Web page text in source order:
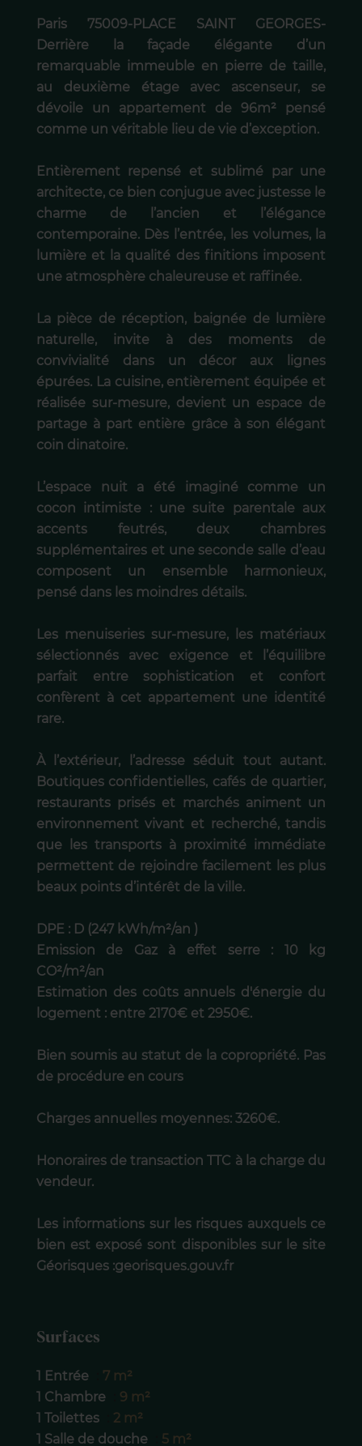
Paris 75009-PLACE SAINT GEORGES-
Derrière la façade élégante d’un
remarquable immeuble en pierre de taille,
au deuxième étage avec ascenseur, se
dévoile un appartement de 96m² pensé
comme un véritable lieu de vie d’exception.
Entièrement repensé et sublimé par une
architecte, ce bien conjugue avec justesse le
charme de l’ancien et l’élégance
contemporaine. Dès l’entrée, les volumes, la
lumière et la qualité des finitions imposent
une atmosphère chaleureuse et raffinée.
La pièce de réception, baignée de lumière
naturelle, invite à des moments de
convivialité dans un décor aux lignes
épurées. La cuisine, entièrement équipée et
réalisée sur-mesure, devient un espace de
partage à part entière grâce à son élégant
coin dinatoire.
L’espace nuit a été imaginé comme un
cocon intimiste : une suite parentale aux
accents feutrés, deux chambres
supplémentaires et une seconde salle d’eau
composent un ensemble harmonieux,
pensé dans les moindres détails.
Les menuiseries sur-mesure, les matériaux
sélectionnés avec exigence et l’équilibre
parfait entre sophistication et confort
confèrent à cet appartement une identité
rare.
À l’extérieur, l’adresse séduit tout autant.
Boutiques confidentielles, cafés de quartier,
restaurants prisés et marchés animent un
environnement vivant et recherché, tandis
que les transports à proximité immédiate
permettent de rejoindre facilement les plus
beaux points d’intérêt de la ville.
DPE : D (247 kWh/m²/an )
Emission de Gaz à effet serre : 10 kg
CO²/m²/an
Estimation des coûts annuels d'énergie du
logement : entre 2170€ et 2950€.
Bien soumis au statut de la copropriété. Pas
de procédure en cours
Charges annuelles moyennes: 3260€.
Honoraires de transaction TTC à la charge du
vendeur.
Les informations sur les risques auxquels ce
bien est exposé sont disponibles sur le site
Géorisques :georisques.gouv.fr
Surfaces
1 Entrée
7 m²
1 Chambre
9 m²
1 Toilettes
2 m²
1 Salle de douche
5 m²